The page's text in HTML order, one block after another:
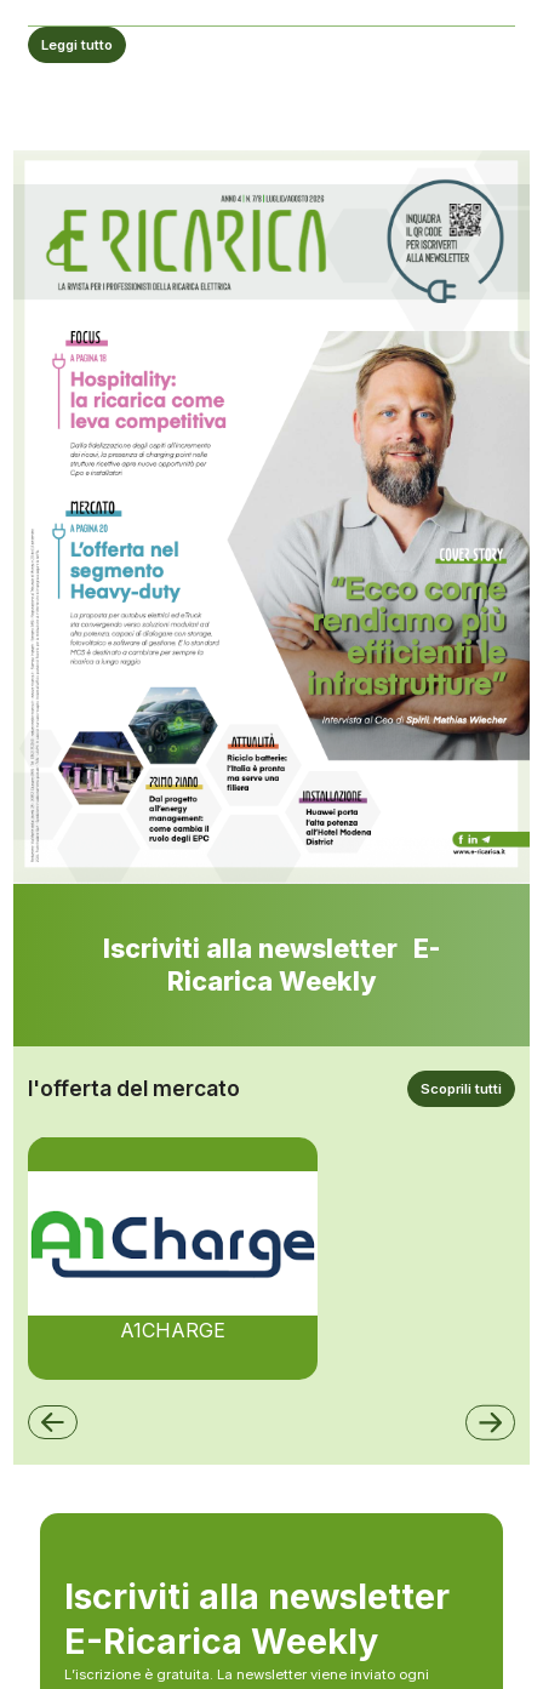
Leggi tutto
Iscriviti alla newsletter E-
Ricarica Weekly
l'offerta del mercato Scoprili tutti
A1CHARGE
Iscriviti alla newsletter
E-Ricarica Weekly
L’iscrizione è gratuita. La newsletter viene inviato ogni